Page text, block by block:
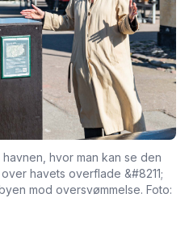
hvor man kan se den
havets overflade &#8211;
mod oversvømmelse. Foto: